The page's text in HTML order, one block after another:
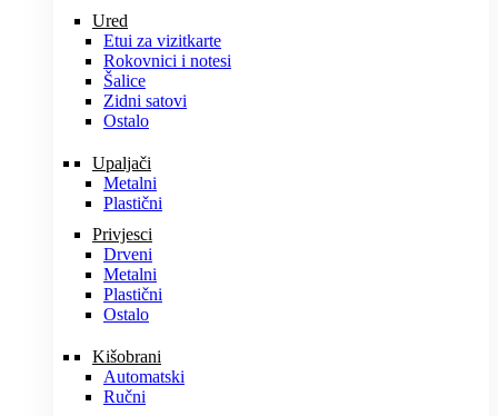
Ured
Etui za vizitkarte
Rokovnici i notesi
Šalice
Zidni satovi
Ostalo
Upaljači
Metalni
Plastični
Privjesci
Drveni
Metalni
Plastični
Ostalo
Kišobrani
Automatski
Ručni